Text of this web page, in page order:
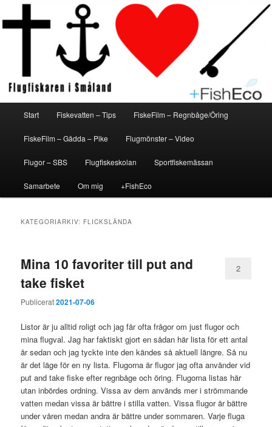
Hoppa
till
primärt
Hoppa
till
sekundärt
Flugfiskaren i Småland
En flugfiskeblogg för alla
Start Fiskevatten – Tips FiskeFilm – Regnbåge/Öring
FiskeFilm – Gädda – Pike Flugmönster – Video
Flugor – SBS Flugfiskeskolan Sportfiskemässan
Samarbete Om mig +FishEco
KATEGORIARKIV: FLICKSLÄNDA
Mina 10 favoriter till put and
take fisket
Publicerat2021-07-06
2
Listor är ju alltid roligt och jag får ofta frågor om just flugor och
mina flugval. Jag har faktiskt gjort en sådan här lista för ett antal
år sedan och jag tyckte inte den kändes så aktuell längre. Så nu
är det läge för en ny lista. Flugorna är flugor jag ofta använder vid
put and take fiske efter regnbåge och öring. Flugorna listas här
utan inbördes ordning. Vissa av dem används mer i strömmande
vatten medan vissa är bättre i stilla vatten. Vissa flugor är bättre
under våren medan andra är bättre under sommaren. Varje fluga